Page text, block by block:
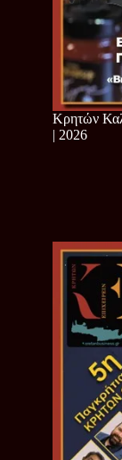
Κρητών
| 2026